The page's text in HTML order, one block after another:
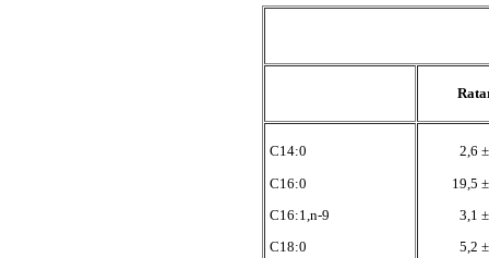
C14:0
C16:0
C16:1,n-9
C18:0
2,6
19,5
3,1
5,2